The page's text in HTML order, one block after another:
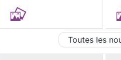
Toutes les